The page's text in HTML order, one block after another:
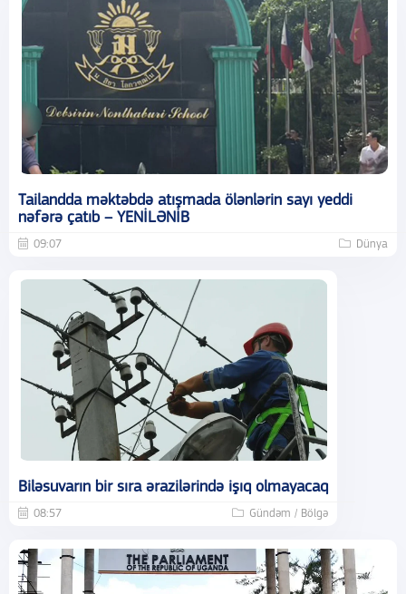
Tailandda məktəbdə atışmada ölənlərin sayı yeddi
nəfərə çatıb – YENİLƏNİB
09:07 Dünya
Biləsuvarın bir sıra ərazilərində işıq olmayacaq
08:57 Gündəm / Bölgə